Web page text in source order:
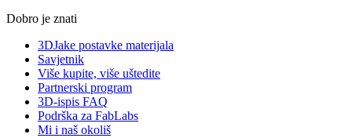
Dobro je znati
3DJake postavke materijala
Savjetnik
Više kupite, više uštedite
Partnerski program
3D-ispis FAQ
Podrška za FabLabs
Mi i naš okoliš